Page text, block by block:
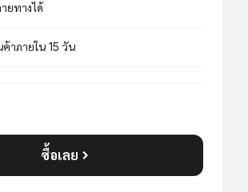
ยทางได้
าภายใน 15 วัน
ซื้อเลย